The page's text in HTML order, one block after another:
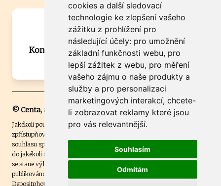
cookies a další sledovací
technologie ke zlepšení vašeho
zážitku z prohlížení pro
následující účely: pro umožnění
základní funkčnosti webu, pro
lepší zážitek z webu, pro měření
vašeho zájmu o naše produkty a
služby a pro personalizaci
marketingových interakcí, chcete-
li zobrazovat reklamy které jsou
pro vás relevantnější.
Souhlasím
Odmítám
Máte zajímavou informaci? Chcete
spolupracovat?
Kontaktujte šéfredaktora Martina Chalupu:
chalupa@ctidoma.cz
© Centa, a.s.
Jakékoli použití obsahu včetně převzetí, šíření či dalšího užití a
zpřístupňování textových či obrazových materiálů bez písemného
souhlasu společnosti Centa,a.s. je zakázáno. Čtenář svým přihlášením
do jakékoli soutěže na našem webu dává souhlas s tím, že v případě, že
se stane výhercem této soutěže, může být jeho jméno na webu
publikováno. Centa, a.s. využívala licenci ČTK a využívá fotografie z
Depositphotos